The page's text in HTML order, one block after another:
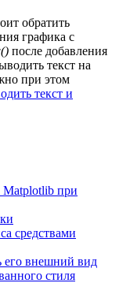
обратить
графика c
после добавления
текст на
при этом
текст и
при
средствами
его внешний вид
стиля